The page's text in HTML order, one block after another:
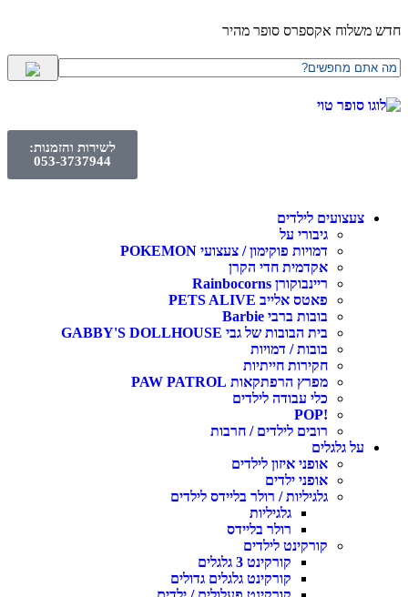
חדש משלוח אקספרס סופר מהיר
לשירות והזמנות:
053-3737944
צעצועים לילדים
גיבורי על
דמויות פוקימון / צעצועי POKEMON
אקדמית חדי הקרן
ריינבוקורן Rainbocorns
פאטס אלייב PETS ALIVE
בובות ברבי Barbie
בית הבובות של גבי GABBY'S DOLLHOUSE
בובות / דמויות
חקירות חייתיות
מפרץ הרפתקאות PAW PATROL
כלי עבודה לילדים
!POP
רובים לילדים / חרבות
על גלגלים
אופני איזון לילדים
אופני ילדים
גלגיליות / רולר בליידס לילדים
גלגיליות
רולר בליידס
קורקינט לילדים
קורקינט 3 גלגלים
קורקינט גלגלים גדולים